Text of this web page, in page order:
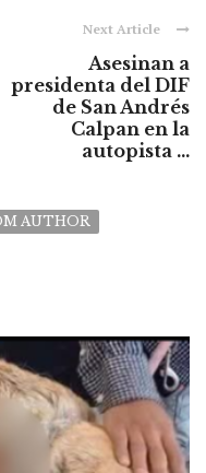
Next Article
Asesinan a
presidenta del DIF
de San Andrés
Calpan en la
autopista ...
AUTHOR